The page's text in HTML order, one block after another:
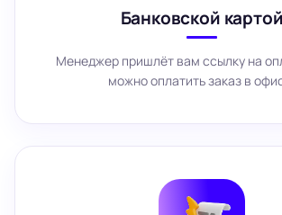
Банковской картой
Менеджер пришлёт вам ссылку на
можно оплатить заказ в